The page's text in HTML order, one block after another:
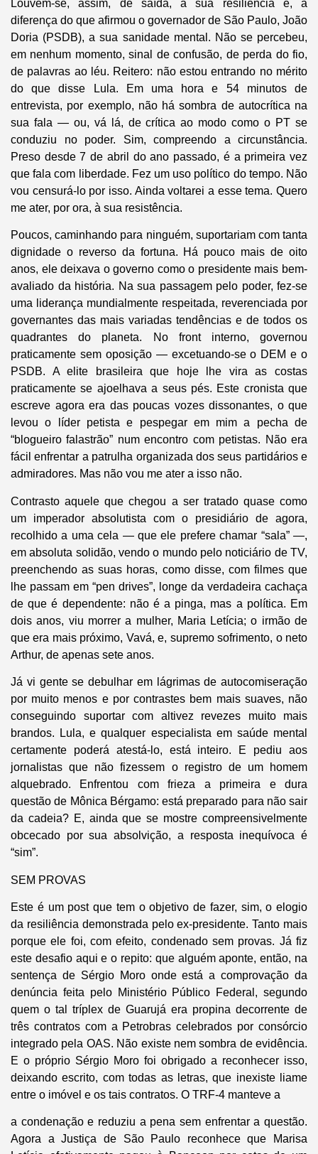
Louvem-se, assim, de saída, a sua resiliência e, à
diferença do que afirmou o governador de São Paulo, João
Doria (PSDB), a sua sanidade mental. Não se percebeu,
em nenhum momento, sinal de confusão, de perda do fio,
de palavras ao léu. Reitero: não estou entrando no mérito
do que disse Lula. Em uma hora e 54 minutos de
entrevista, por exemplo, não há sombra de autocrítica na
sua fala — ou, vá lá, de crítica ao modo como o PT se
conduziu no poder. Sim, compreendo a circunstância.
Preso desde 7 de abril do ano passado, é a primeira vez
que fala com liberdade. Fez um uso político do tempo. Não
vou censurá-lo por isso. Ainda voltarei a esse tema. Quero
me ater, por ora, à sua resistência.
Poucos, caminhando para ninguém, suportariam com tanta
dignidade o reverso da fortuna. Há pouco mais de oito
anos, ele deixava o governo como o presidente mais bem-
avaliado da história. Na sua passagem pelo poder, fez-se
uma liderança mundialmente respeitada, reverenciada por
governantes das mais variadas tendências e de todos os
quadrantes do planeta. No front interno, governou
praticamente sem oposição — excetuando-se o DEM e o
PSDB. A elite brasileira que hoje lhe vira as costas
praticamente se ajoelhava a seus pés. Este cronista que
escreve agora era das poucas vozes dissonantes, o que
levou o líder petista e pespegar em mim a pecha de
“blogueiro falastrão” num encontro com petistas. Não era
fácil enfrentar a patrulha organizada dos seus partidários e
admiradores. Mas não vou me ater a isso não.
Contrasto aquele que chegou a ser tratado quase como
um imperador absolutista com o presidiário de agora,
recolhido a uma cela — que ele prefere chamar “sala” —,
em absoluta solidão, vendo o mundo pelo noticiário de TV,
preenchendo as suas horas, como disse, com filmes que
lhe passam em “pen drives”, longe da verdadeira cachaça
de que é dependente: não é a pinga, mas a política. Em
dois anos, viu morrer a mulher, Maria Letícia; o irmão de
que era mais próximo, Vavá, e, supremo sofrimento, o neto
Arthur, de apenas sete anos.
Já vi gente se debulhar em lágrimas de autocomiseração
por muito menos e por contrastes bem mais suaves, não
conseguindo suportar com altivez revezes muito mais
brandos. Lula, e qualquer especialista em saúde mental
certamente poderá atestá-lo, está inteiro. E pediu aos
jornalistas que não fizessem o registro de um homem
alquebrado. Enfrentou com frieza a primeira e dura
questão de Mônica Bérgamo: está preparado para não sair
da cadeia? E, ainda que se mostre compreensivelmente
obcecado por sua absolvição, a resposta inequívoca é
“sim”.
SEM PROVAS
Este é um post que tem o objetivo de fazer, sim, o elogio
da resiliência demonstrada pelo ex-presidente. Tanto mais
porque ele foi, com efeito, condenado sem provas. Já fiz
este desafio aqui e o repito: que alguém aponte, então, na
sentença de Sérgio Moro onde está a comprovação da
denúncia feita pelo Ministério Público Federal, segundo
quem o tal tríplex de Guarujá era propina decorrente de
três contratos com a Petrobras celebrados por consórcio
integrado pela OAS. Não existe nem sombra de evidência.
E o próprio Sérgio Moro foi obrigado a reconhecer isso,
deixando escrito, com todas as letras, que inexiste liame
entre o imóvel e os tais contratos. O TRF-4 manteve a
a condenação e reduziu a pena sem enfrentar a questão.
Agora a Justiça de São Paulo reconhece que Marisa